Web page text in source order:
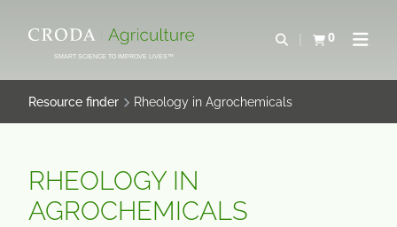
CONTENIDOSMART SCIENCE TO IMPROVE LIVES™
Abrir0
Ver carritoAbrir
Resource finder Rheology in Agrochemicals
RHEOLOGY IN
AGROCHEMICALS